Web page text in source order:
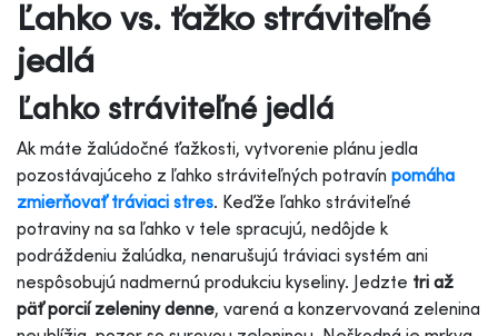
Ľahko vs. ťažko stráviteľné
jedlá
Ľahko stráviteľné jedlá
Ak máte žalúdočné ťažkosti, vytvorenie plánu jedla
pozostávajúceho z ľahko stráviteľných potravín pomáha
zmierňovať tráviaci stres. Keďže ľahko stráviteľné
potraviny na sa ľahko v tele spracujú, nedôjde k
podráždeniu žalúdka, nenarušujú tráviaci systém ani
nespôsobujú nadmernú produkciu kyseliny. Jedzte tri až
päť porcií zeleniny denne, varená a konzervovaná zelenina